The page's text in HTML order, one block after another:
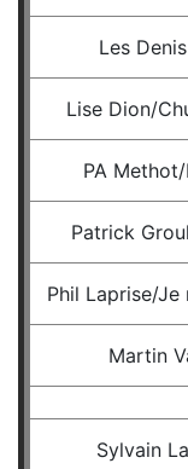
Les
Lise Dion/
PA
Patrick
Phil Laprise/
Martin
Sylvain